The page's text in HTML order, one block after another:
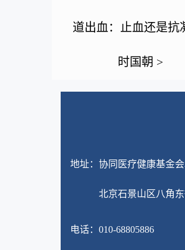
道出血：止血还是抗
时国朝 >
地址：协同医疗健康基金
北京石景山区八角
电话：010-68805886